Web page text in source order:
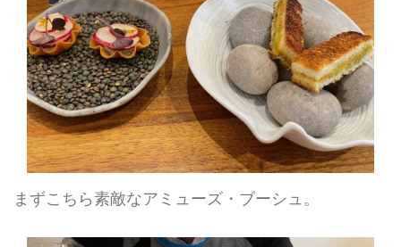
まずこちら素敵なアミューズ・ブーシュ。